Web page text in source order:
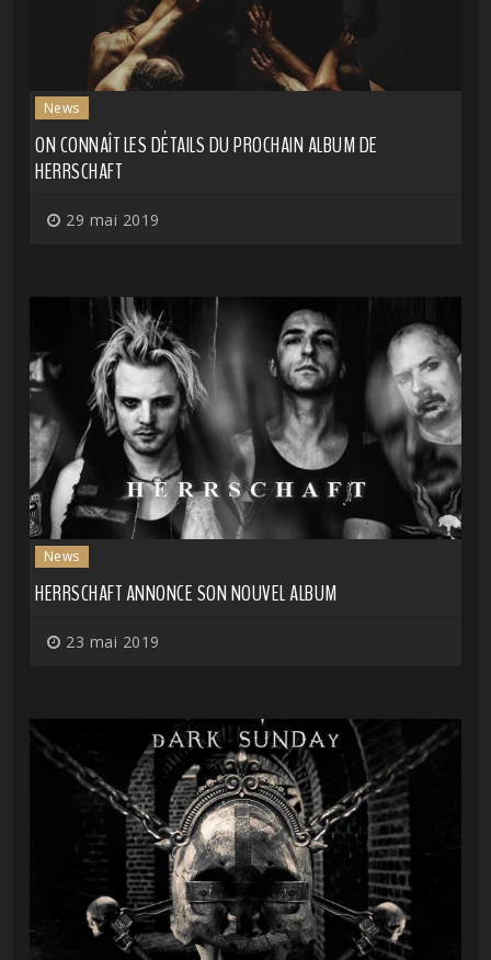
News
ON CONNAÎT LES DÉTAILS DU PROCHAIN ALBUM DE
HERRSCHAFT
29 mai 2019
News
HERRSCHAFT ANNONCE SON NOUVEL ALBUM
23 mai 2019